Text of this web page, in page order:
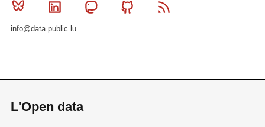
Bluesky Linkedin MastodonGithub
info@data.public.lu
L'Open data